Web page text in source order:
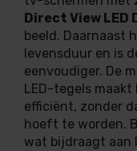
Direct View LED
beeld. Daarnaast
levensduur en is
eenvoudiger. De
LED-tegels
efficiënt, zonder
hoeft te worden.
wat bijdraagt aan